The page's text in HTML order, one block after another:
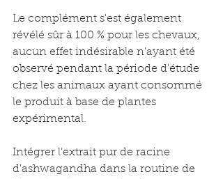
Le complément s'est également
révélé sûr à 100 % pour les chevaux,
aucun effet indésirable n'ayant été
observé pendant la période d'étude
chez les animaux ayant consommé
le produit à base de plantes
expérimental.
Intégrer l'extrait pur de racine
d'ashwagandha dans la routine de